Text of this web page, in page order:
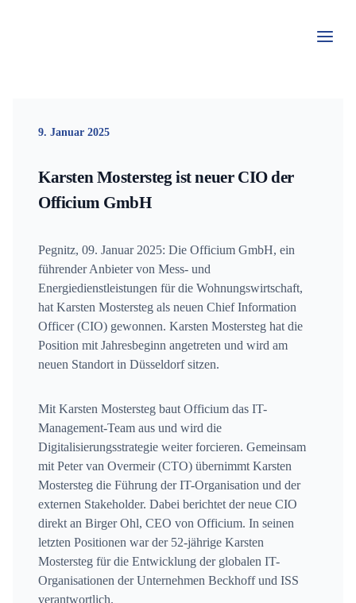
9. Januar 2025
Karsten Mostersteg ist neuer CIO der
Officium GmbH
Pegnitz, 09. Januar 2025: Die Officium GmbH, ein
führender Anbieter von Mess- und
Energiedienstleistungen für die Wohnungswirtschaft,
hat Karsten Mostersteg als neuen Chief Information
Officer (CIO) gewonnen. Karsten Mostersteg hat die
Position mit Jahresbeginn angetreten und wird am
neuen Standort in Düsseldorf sitzen.
Mit Karsten Mostersteg baut Officium das IT-
Management-Team aus und wird die
Digitalisierungsstrategie weiter forcieren. Gemeinsam
mit Peter van Overmeir (CTO) übernimmt Karsten
Mostersteg die Führung der IT-Organisation und der
externen Stakeholder. Dabei berichtet der neue CIO
direkt an Birger Ohl, CEO von Officium. In seinen
letzten Positionen war der 52-jährige Karsten
Mostersteg für die Entwicklung der globalen IT-
Organisationen der Unternehmen Beckhoff und ISS
verantwortlich.